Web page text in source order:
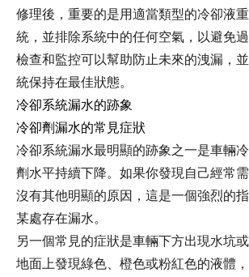
修理後，重要的是用適當類型的冷卻液
統，並排除系統中的任何空氣，以避免
檢查和監控可以幫助防止未來的洩漏，
統保持在最佳狀態。
冷卻系統漏水的跡象
冷卻劑漏水的常見症狀
冷卻系統漏水最明顯的跡象之一是車輛
劑水平持續下降。如果你發現自己經常
沒有其他明顯的原因，這是一個強烈的
某處存在漏水。
另一個常見的症狀是車輛下方出現水坑
地面上發現綠色、橙色或粉紅色的液體